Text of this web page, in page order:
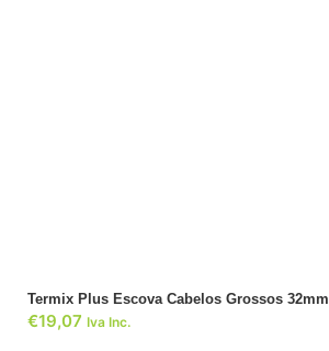
Termix Plus Escova Cabelos Grossos 32mm
€19,07 Iva Inc.